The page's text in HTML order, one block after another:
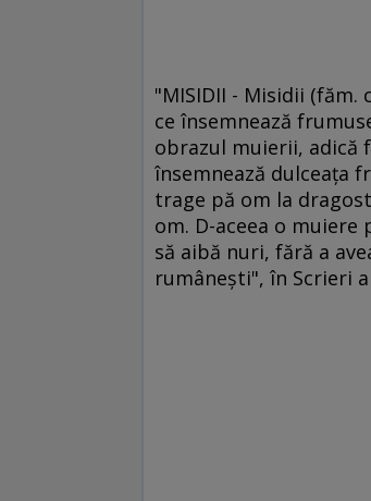
"MISIDII - Misidii
ce însemnează
obrazul muierii, adică
însemnează dulceaţa
trage pă om la
om. D-aceea o
să aibă nuri, fără a
rumâneşti", în Scrieri